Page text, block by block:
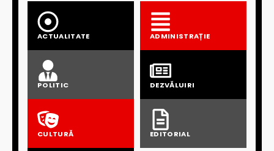
ACTUALITATE ADMINISTRAȚIE
POLITIC DEZVĂLUIRI
CULTURĂ EDITORIAL